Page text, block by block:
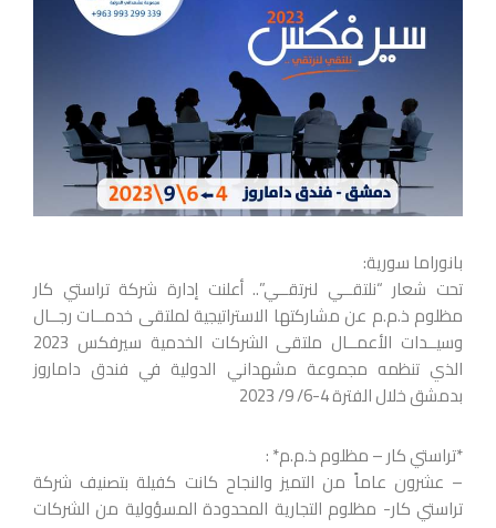
بانوراما سورية:
تحت شعار “نلتقــي لنرتقــي”.. أعلنت إدارة شركة تراستي كار
مظلوم ذ.م.م عن مشاركتها الاستراتيجية لملتقى خدمــات رجــال
وسيــدات الأعمــال ملتقى الشركات الخدمية سيرفكس 2023
الذي تنظمه مجموعة مشهداني الدولية في فندق داماروز
بدمشق خلال الفترة 4-6/ 9/ 2023
*تراستي كار – مظلوم ذ.م.م* :
– عشرون عاماً من التميز والنجاح كانت كفيلة بتصنيف شركة
تراستي كار- مظلوم التجارية المحدودة المسؤولية من الشركات